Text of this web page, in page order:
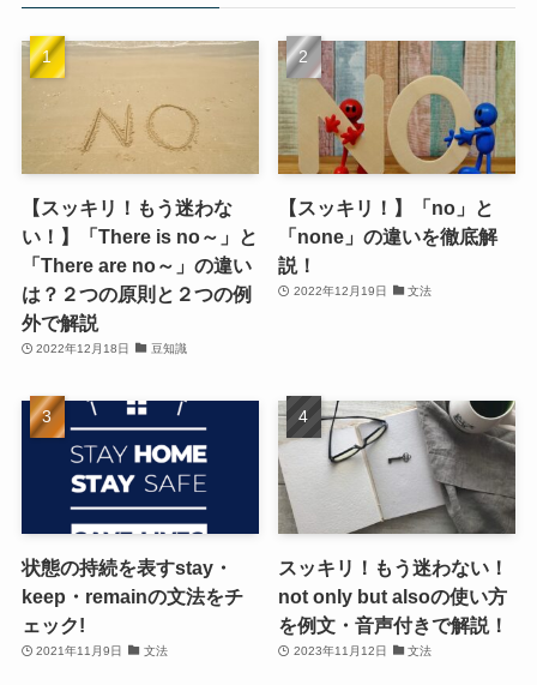
【スッキリ！もう迷わな
い！】「There is no～」と
「There are no～」の違い
は？２つの原則と２つの例
外で解説
2022年12月18日 豆知識
【スッキリ！】「no」と
「none」の違いを徹底解
説！
2022年12月19日 文法
状態の持続を表すstay・
keep・remainの文法をチ
ェック!
2021年11月9日 文法
スッキリ！もう迷わない！
not only but alsoの使い方
を例文・音声付きで解説！
2023年11月12日 文法